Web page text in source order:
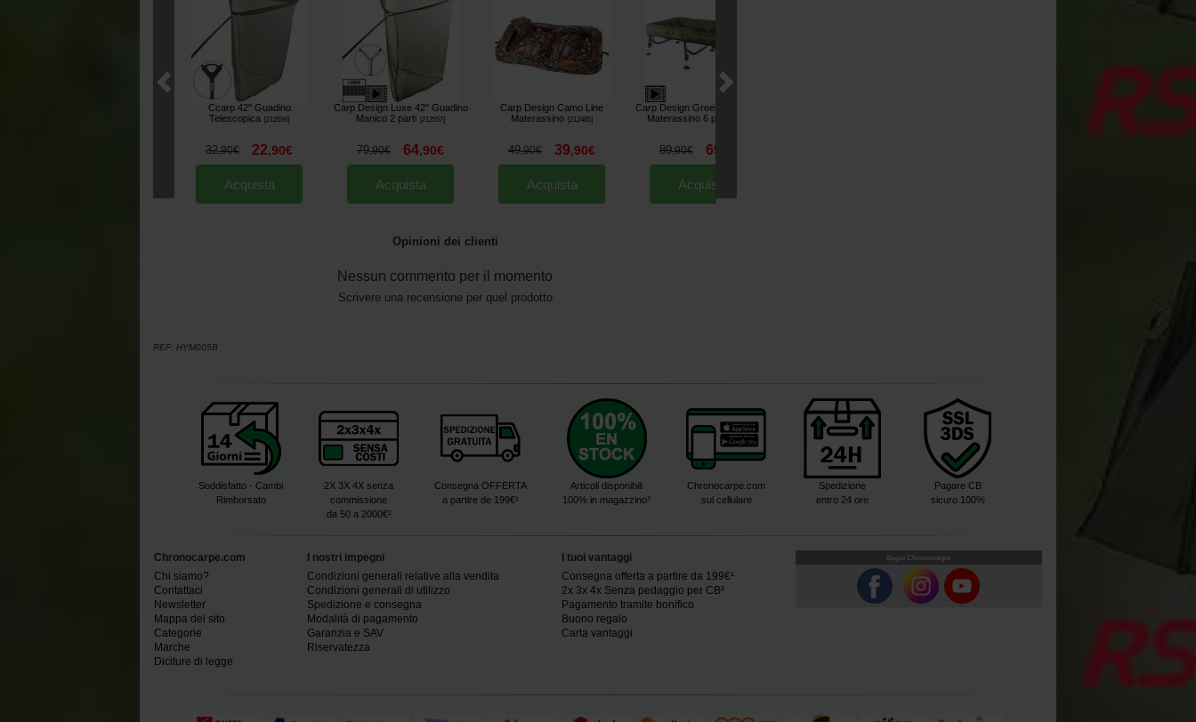
Ccarp 42'' Guadino
Telescopica
212556]
32,90€ 22,90€
Acquista
Carp Design Luxe 42'' Guadino
Manico 2 parti
212557]
79,90€ 64,90€
Acquista
Carp Design Camo Line
Materassino
212485]
49,90€ 39,90€
Acquista
Carp Design Green Line Cradle
Materassino 6 piedi
89,90€ 69
Acquista
Opinioni dei clienti
Nessun commento per il momento
Scrivere una recensione per quel prodotto
REF: HYM005B
Soddisfatto - Cambi
Rimborsato
2X 3X 4X senza
commissione
da 50 a 2000€²
Consegna OFFERTA
a partire de 199€¹
Articoli disponibili
100% in magazzino³
Chronocarpe.com
sul cellulare
Spedizione
entro 24 ore
Pagare CB
sicuro 100%
Chronocarpe.com
Chi siamo?
Contattaci
Newsletter
Mappa del sito
Categorie
Marche
Diciture di legge
I nostri impegni
Condizioni generali relative alla vendita
Condizioni generali di utilizzo
Spedizione e consegna
Modalità di pagamento
Garanzia e SAV
Riservatezza
I tuoi vantaggi
Consegna offerta a partire da 199€¹
2x 3x 4x Senza pedaggio per CB²
Pagamento tramite bonifico
Buono regalo
Carta vantaggi
Segui Chronocarpe